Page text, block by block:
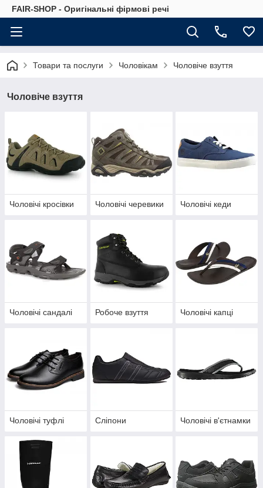
FAIR-SHOP - Оригінальні фірмові речі
Товари та послуги Чоловікам Чоловіче взуття
Чоловіче взуття
Чоловічі кросівки Чоловічі черевики Чоловічі кеди
Чоловічі сандалі Робоче взуття Чоловічі капці
Чоловічі туфлі Сліпони Чоловічі в'єтнамки